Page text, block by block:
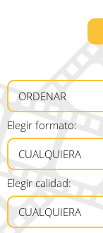
Elegir formato:
Elegir calidad: